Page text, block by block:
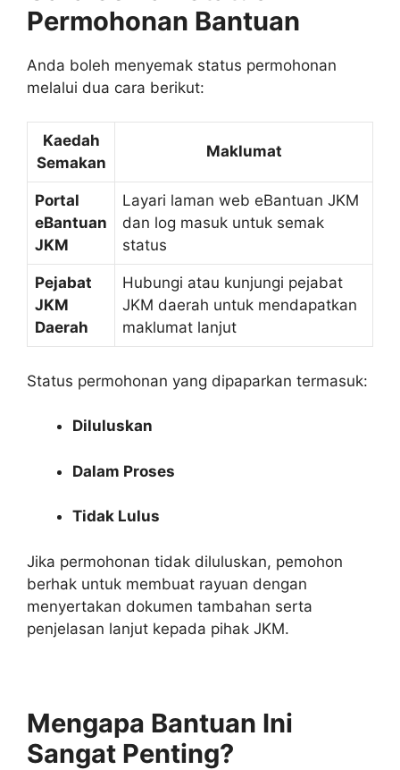
Permohonan Bantuan
Anda boleh menyemak status permohonan
melalui dua cara berikut:
Kaedah
Semakan
Maklumat
Portal
eBantuan
JKM
Layari laman web eBantuan JKM
dan log masuk untuk semak
status
Pejabat
JKM
Daerah
Hubungi atau kunjungi pejabat
JKM daerah untuk mendapatkan
maklumat lanjut
Status permohonan yang dipaparkan termasuk:
Diluluskan
Dalam Proses
Tidak Lulus
Jika permohonan tidak diluluskan, pemohon
berhak untuk membuat rayuan dengan
menyertakan dokumen tambahan serta
penjelasan lanjut kepada pihak JKM.
Mengapa Bantuan Ini
Sangat Penting?